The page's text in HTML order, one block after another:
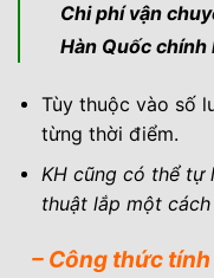
Chi phí vận
Hàn Quốc chính
Tùy thuộc vào số
từng thời điểm.
KH cũng có thể tự
thuật lắp một
– Công thức